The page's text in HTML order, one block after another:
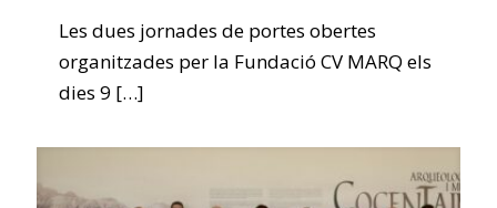
Les dues jornades de portes obertes
organitzades per la Fundació CV MARQ els
dies 9 […]